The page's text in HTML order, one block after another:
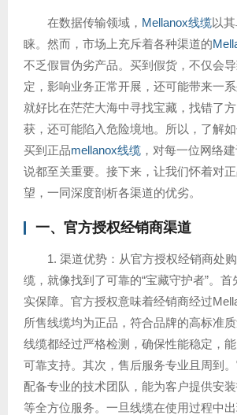
在数据传输领域， Mellanox线缆以
睐。然而，市场上充斥着各种渠道的
不乏假冒伪劣产品。买到假货，不仅会
定，影响业务正常开展，还可能带来一
就好比在茫茫大海中寻找宝藏，找错了
获，还可能陷入危险境地。所以，了解
买到正品mellanox线缆 ，对每一位网络
说都至关重要。接下来，让我们怀着对
望，一同深度剖析各渠道的优劣。
一、官方授权经销商渠道
1. 渠道优势：从官方授权经销商处
缆，就像找到了可靠的“宝藏守护者”。
实保障。官方授权意味着经销商经过
所售线缆均为正品，符合品牌的高标准
线缆都经过严格检测，确保性能稳定，
可靠支持。其次，售后服务专业且周到
配备专业的技术团队，能为客户提供安
等全方位服务。一旦线缆在使用过程中